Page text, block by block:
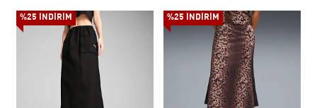
%25 İNDİRİM %25 İNDİRİM